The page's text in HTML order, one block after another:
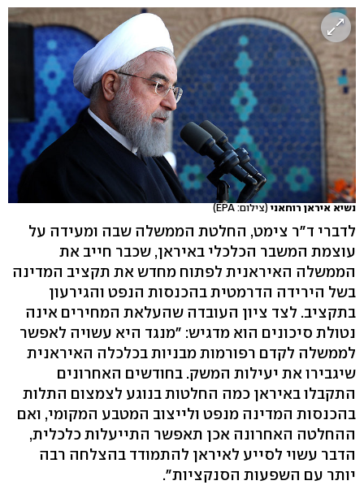
נשיא איראן רוחאני (צילום: EPA)
לדברי ד"ר צימט, החלטת הממשלה שבה ומעידה על
עוצמת המשבר הכלכלי באיראן, שכבר חייב את
הממשלה האיראנית לפתוח מחדש את תקציב המדינה
בשל הירידה הדרמטית בהכנסות הנפט והגירעון
בתקציב. לצד ציון העובדה שהעלאת המחירים אינה
נטולת סיכונים הוא מדגיש: "מנגד היא עשויה לאפשר
לממשלה לקדם רפורמות מבניות בכלכלה האיראנית
שיגבירו את יעילות המשק. בחודשים האחרונים
התקבלו באיראן כמה החלטות בנוגע לצמצום התלות
בהכנסות המדינה מנפט ולייצוב המטבע המקומי, ואם
ההחלטה האחרונה אכן תאפשר התייעלות כלכלית,
הדבר עשוי לסייע לאיראן להתמודד בהצלחה רבה
יותר עם השפעות הסנקציות".